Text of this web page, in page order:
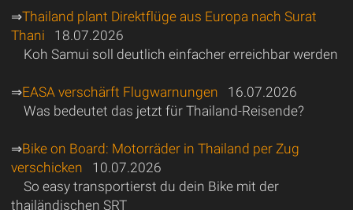
⇒Thailand plant Direktflüge aus Europa nach Surat
Thani 18.07.2026
Koh Samui soll deutlich einfacher erreichbar werden
⇒EASA verschärft Flugwarnungen 16.07.2026
Was bedeutet das jetzt für Thailand-Reisende?
⇒Bike on Board: Motorräder in Thailand per Zug
verschicken 10.07.2026
So easy transportierst du dein Bike mit der
thailändischen SRT